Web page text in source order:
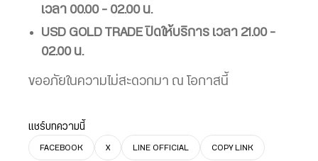
เวลา 00.00 – 02.00 น.
USD GOLD TRADE ปิดให้บริการ เวลา 21.00 –
02.00 น.
ขออภัยในความไม่สะดวกมา ณ โอกาสนี้
แชร์บทความนี้
FACEBOOK X LINE OFFICIAL COPY LINK